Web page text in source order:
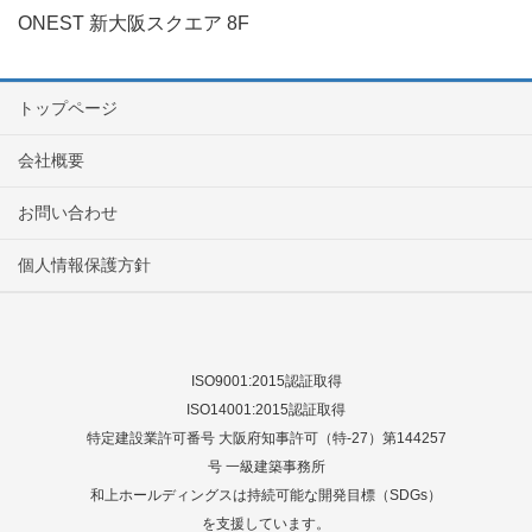
ONEST 新大阪スクエア 8F
トップページ
会社概要
お問い合わせ
個人情報保護方針
ISO9001:2015認証取得
ISO14001:2015認証取得
特定建設業許可番号 大阪府知事許可（特-27）第144257
号 一級建築事務所
和上ホールディングスは持続可能な開発目標（SDGs）
を支援しています。